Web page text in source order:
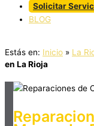
Solicitar
BLOG
Estás en: Inicio » La
en La Rioja